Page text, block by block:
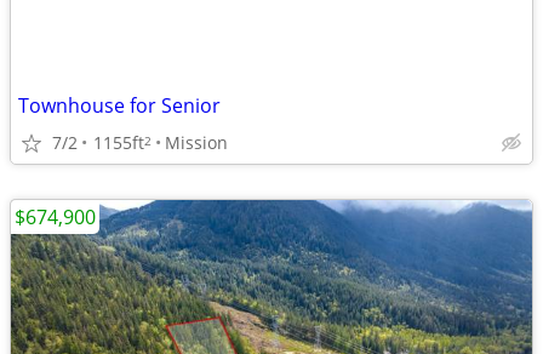
Townhouse for Senior
7/2 1155ft2 Mission
$674,900